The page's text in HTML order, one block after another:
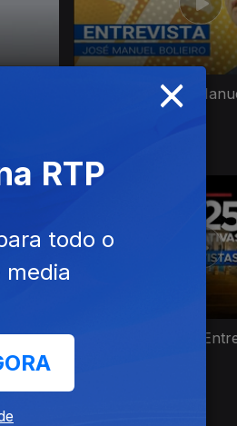
Entrevista - José
Legislativas 2025 |
×
RTP
todo o